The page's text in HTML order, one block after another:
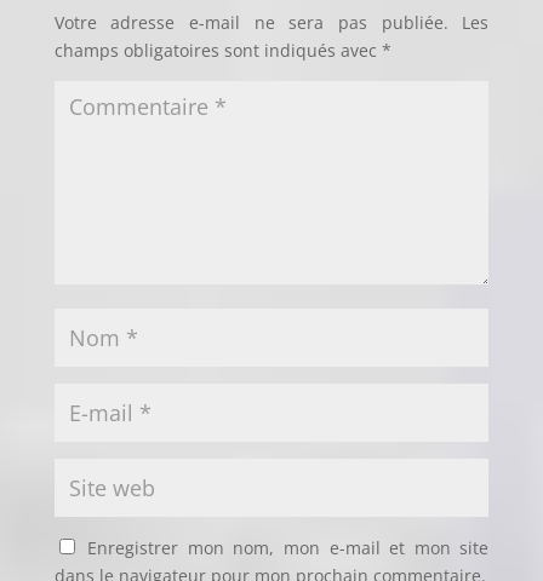
Votre adresse e-mail ne sera pas publiée.
Les
champs obligatoires sont indiqués avec *
Enregistrer mon nom, mon e-mail et mon site
dans le navigateur pour mon prochain commentaire.